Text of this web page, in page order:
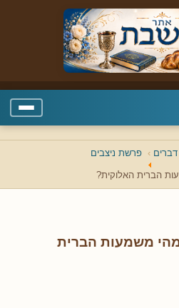
פרשת ניצבים
הברית האלוקית?
משמעות הברית